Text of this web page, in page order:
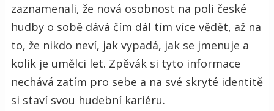
zaznamenali, že nová osobnost na poli české
hudby o sobě dává čím dál tím více vědět, až na
to, že nikdo neví, jak vypadá, jak se jmenuje a
kolik je umělci let. Zpěvák si tyto informace
nechává zatím pro sebe a na své skryté identitě
si staví svou hudební kariéru.